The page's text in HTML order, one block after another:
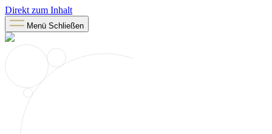
Direkt zum Inhalt
Menü Schließen